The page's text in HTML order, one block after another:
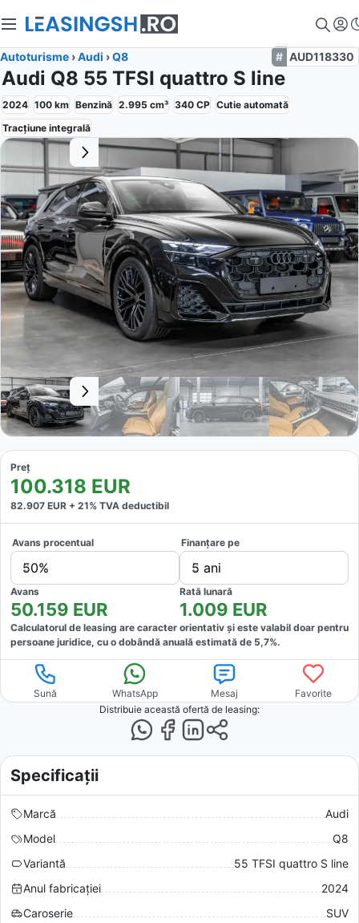
Autoturisme ›Audi ›Q8 AUD118330
Audi Q8 55 TFSI quattro S line
2024 100 km Benzină 2.995 cm³ 340 CP Cutie automată
Tracțiune integrală
Preț
100.318 EUR
82.907 EUR + 21% TVA deductibil
Avans procentual
50%
Finanțare pe
5 ani
Avans
50.159 EUR
Rată lunară
1.009 EUR
Calculatorul de leasing are caracter orientativ și este valabil doar pentru
persoane juridice, cu o dobândă anuală estimată de 5,7%.
Sună WhatsApp Mesaj
Favorite
Distribuie această ofertă de leasing:
Specificații
Marcă
Audi
Model
Q8
Variantă
55 TFSI quattro S line
Anul fabricației
2024
Caroserie
SUV